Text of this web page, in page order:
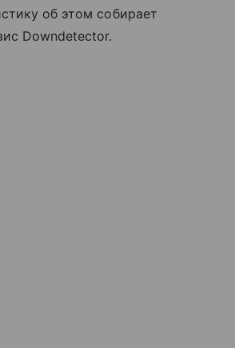
об этом собирает
Downdetector.